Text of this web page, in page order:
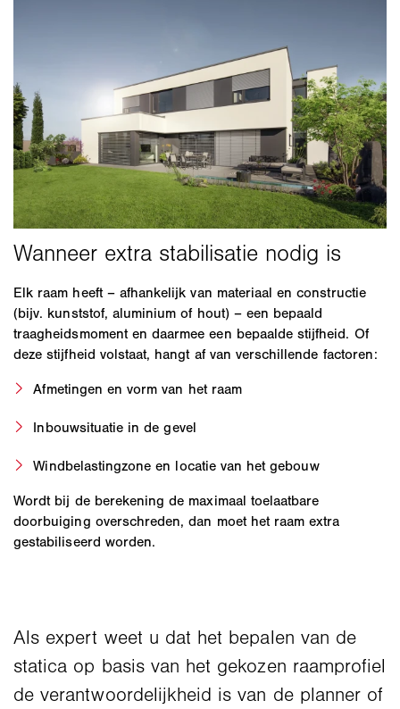
Elk raam heeft – afhankelijk van materiaal en constructie
(bijv. kunststof, aluminium of hout) – een bepaald
traagheidsmoment en daarmee een bepaalde stijfheid. Of
deze stijfheid volstaat, hangt af van verschillende factoren:
Afmetingen en vorm van het raam
Inbouwsituatie in de gevel
Windbelastingzone en locatie van het gebouw
Wordt bij de berekening de maximaal toelaatbare
doorbuiging overschreden, dan moet het raam extra
gestabiliseerd worden.
Als expert weet u dat het bepalen van de
statica op basis van het gekozen raamprofiel
de verantwoordelijkheid is van de planner of